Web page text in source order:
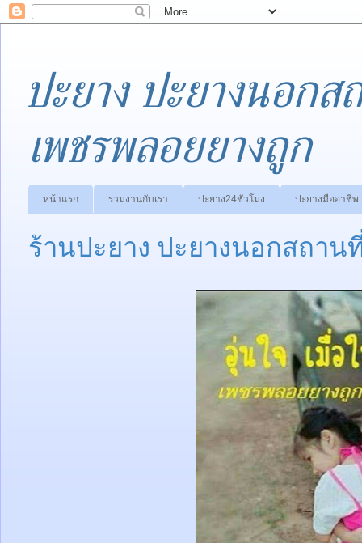
ปะยาง ปะยางนอก
เพชรพลอยยางถูก
หน้าแรก ร่วมงานกับเรา ปะยาง24ชั่วโมง ปะยางมืออาชีพ
ร้านปะยาง ปะยางนอกสถานที่